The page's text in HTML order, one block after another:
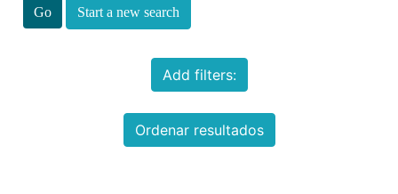
Start a new search
Add filters:
Ordenar resultados